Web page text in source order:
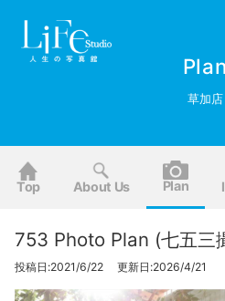
Plan
草加店
Top About Us Plan
scrollable
753 Photo Plan (七五三
投稿日:2021/6/22 更新日:2026/4/21